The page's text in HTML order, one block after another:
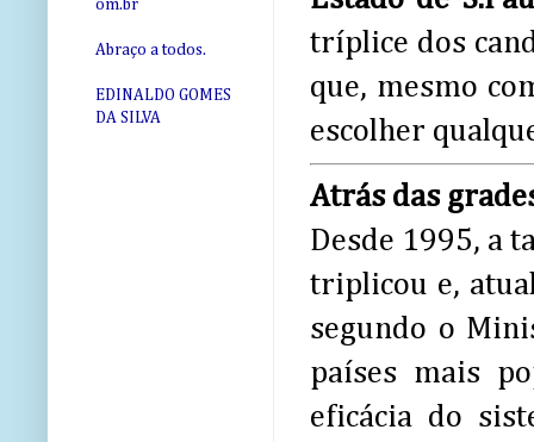
tríplice dos
que, mesmo
escolher
Atrás das
Desde 1995, a
triplicou e,
segundo o
países mais
eficácia do
om.br
Abraço a todos.
EDINALDO GOMES
DA SILVA